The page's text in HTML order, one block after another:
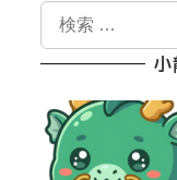
検
索
小